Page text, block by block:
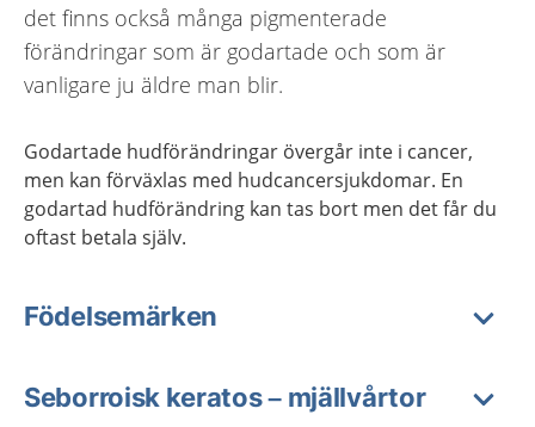
det finns också många pigmenterade
förändringar som är godartade och som är
vanligare ju äldre man blir.
Godartade hudförändringar övergår inte i cancer,
men kan förväxlas med hudcancersjukdomar. En
godartad hudförändring kan tas bort men det får du
oftast betala själv.
Födelsemärken
Seborroisk keratos – mjällvårtor